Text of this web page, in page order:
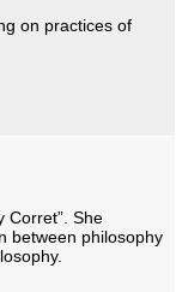
on practices of
Corret”. She
between philosophy